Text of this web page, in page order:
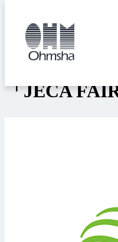
「JECA
2026/05/25 イベント・セミナ